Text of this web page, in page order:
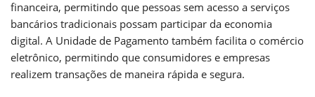
financeira, permitindo que pessoas sem acesso a serviços
bancários tradicionais possam participar da economia
digital. A Unidade de Pagamento também facilita o comércio
eletrônico, permitindo que consumidores e empresas
realizem transações de maneira rápida e segura.